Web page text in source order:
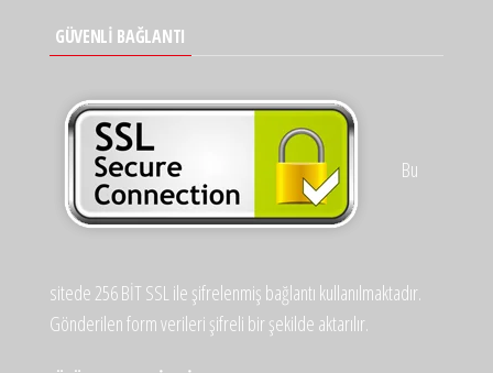
GÜVENLİ BAĞLANTI
Bu
sitede 256 BİT SSL ile şifrelenmiş bağlantı kullanılmaktadır.
Gönderilen form verileri şifreli bir şekilde aktarılır.